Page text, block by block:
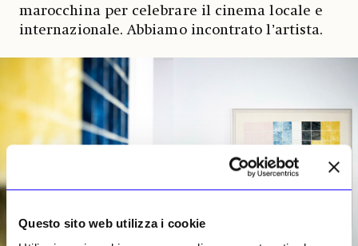
Questo sito web utilizza i cookie
marocchina per celebrare il cinema locale e
internazionale. Abbiamo incontrato l’artista.